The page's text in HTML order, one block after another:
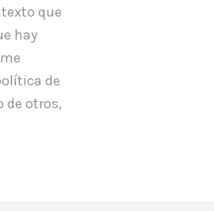
que
hay
de
de otros,